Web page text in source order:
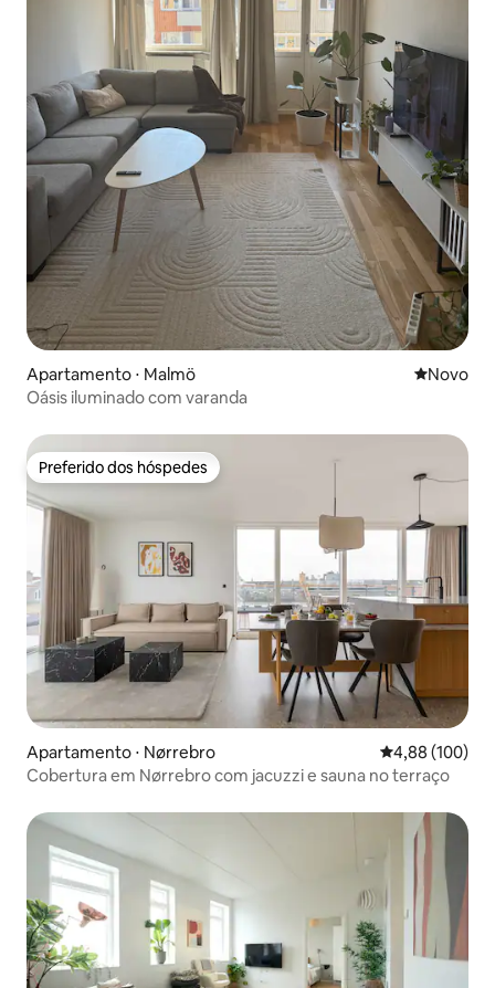
Apartamento ⋅ Malmö Novo
Novo
Oásis iluminado com varanda
Preferido dos hóspedes
Preferido dos hóspedes
Apartamento ⋅ Nørrebro 4,88 de uma
4,88 (100)
Cobertura em Nørrebro com jacuzzi e sauna no terraço